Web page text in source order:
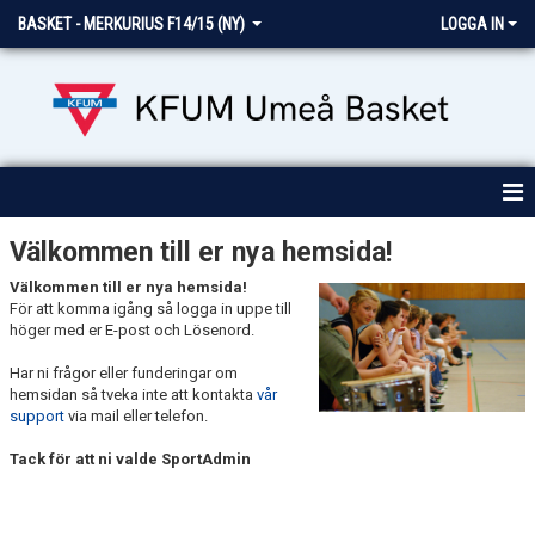
BASKET - MERKURIUS F14/15 (NY) LOGGA IN
HEM
NYHETER
KALENDER
MATCHER
Välkommen till er nya hemsida!
Välkommen till er nya hemsida!
För att komma igång så logga in uppe till
höger med er E-post och Lösenord.
Har ni frågor eller funderingar om
hemsidan så tveka inte att kontakta vår
support via mail eller telefon.
Tack för att ni valde SportAdmin